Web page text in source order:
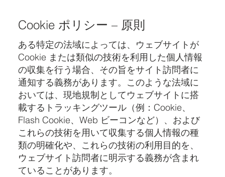
Cookie ポリシー – 原則
ある特定の法域によっては、ウェブサイトが
Cookie または類似の技術を利用した個人情報
の収集を行う場合、その旨をサイト訪問者に
通知する義務があります。このような法域に
おいては、現地規制としてウェブサイトに搭
載するトラッキングツール（例：Cookie、
Flash Cookie、Web ビーコンなど）、および
これらの技術を用いて収集する個人情報の種
類の明確化や、これらの技術の利用目的を、
ウェブサイト訪問者に明示する義務が含まれ
ていることがあります。